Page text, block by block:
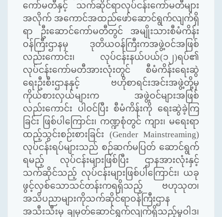
ကော်မတီနှင့် သက်ဆိုင်ရာလုပ်ငန်းကော်မတီများ
အလိုက် အကောင်အထည်ဖော်ဆောင်ရွက်လျက်ရှိ
ရာ ဦးဆောင်ကော်မတီတွင် အမျိုးသားစီမံကိန်း
ဝန်ကြီးဌာနမှ ဒုတိယဝန်ကြီးကအဖွဲ့ဝင်အဖြစ်
လည်းကောင်း၊ လုပ်ငန်းနယ်ပယ်(၁၂)ရပ်၏
လုပ်ငန်းကော်မတီအားလုံးတွင် စီမံကိန်းရေးဆွဲ
ရေးဦးစီးဌာနနှင့် ဗဟိုစာရင်းအင်းအဖွဲ့တို့မှ
ကိုယ်စားလှယ်များက အဖွဲ့ဝင်များအဖြစ်
လည်းကောင်း ပါဝင်ပြီး စီမံကိန်းကို ရေးဆွဲခဲ့ကြ
ခြင်း ဖြစ်ပါကြောင်း၊ ကဏ္ဍစုံတွင် ကျား၊ မရေးရာ
ထည့်သွင်းစဉ်းစားခြင်း (Gender Mainstreaming)
လုပ်ငန်းရပ်များသည် စဉ်ဆက်မပြတ် ဆောင်ရွက်
ရမည့် လုပ်ငန်းများဖြစ်ပြီး ဌာနအားလုံးနှင့်
သက်ဆိုင်သည့် လုပ်ငန်းများဖြစ်ပါကြောင်း၊ ယခု
ဖွင့်လှစ်သောသင်တန်းကရရှိသည့် ဗဟုသုတ၊
အသိပညာများကိုသက်ဆိုင်ရာဝန်ကြီးဌာန
အသီးသီးမှ ချမှတ်ဆောင်ရွက်လျက်ရှိသည့်မူဝါဒ၊